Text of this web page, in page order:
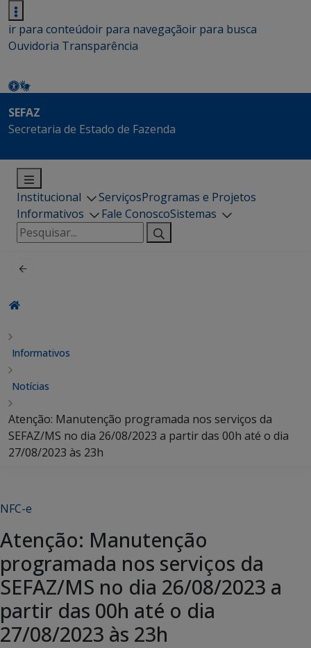
ir para conteúdoir para navegaçãoir para busca
Ouvidoria Transparência
SEFAZ
Secretaria de Estado de Fazenda
Institucional ServiçosProgramas e Projetos
Informativos
Fale ConoscoSistemas
Pesquisar
por:
Informativos
Notícias
Atenção: Manutenção programada nos serviços da
SEFAZ/MS no dia 26/08/2023 a partir das 00h até o dia
27/08/2023 às 23h
NFC-e
Atenção: Manutenção
programada nos serviços da
SEFAZ/MS no dia 26/08/2023 a
partir das 00h até o dia
27/08/2023 às 23h